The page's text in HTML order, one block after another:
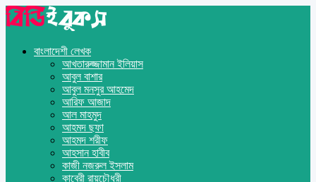
বাংলাদেশী লেখক
আখতারুজ্জামান ইলিয়াস
আবুল বাশার
আবুল মনসুর আহমেদ
আরিফ আজাদ
আল মাহমুদ
আহমদ ছফা
আহমদ শরীফ
আহসান হাবীব
কাজী নজরুল ইসলাম
কাবেরী রায়চৌধুরী